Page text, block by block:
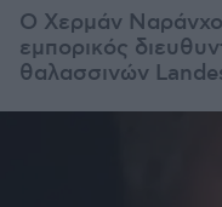
Ο Χερμάν Ναράνχο
εμπορικός
θαλασσινών